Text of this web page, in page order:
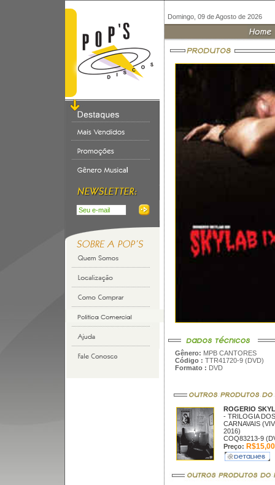
Domingo, 09 de Agosto de 2026
Gênero: MPB CANTORES
Código : TTR41720-9 (DVD)
Formato : DVD
ROGERIO
- TRILOGIA DOS
CARNAVAIS
2016)
COQ83213-9
Preço: R$15,00